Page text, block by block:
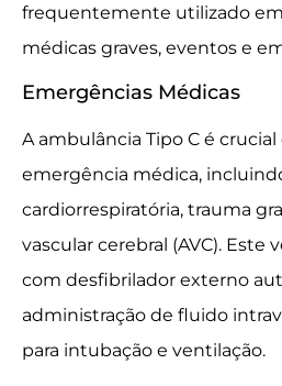
frequentemente utilizado
médicas graves, eventos e
Emergências Médicas
A ambulância Tipo C é
emergência médica,
cardiorrespiratória, trauma
vascular cerebral (AVC). Este
com desfibrilador externo
administração de fluido
para intubação e ventilação.